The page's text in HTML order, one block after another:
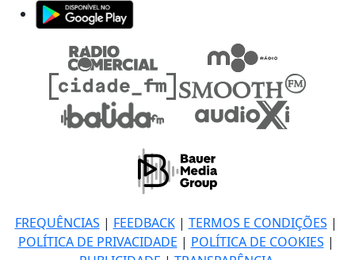
FREQUÊNCIAS | FEEDBACK| TERMOS E CONDIÇÕES |
POLÍTICA DE PRIVACIDADE | POLÍTICA DE COOKIES |